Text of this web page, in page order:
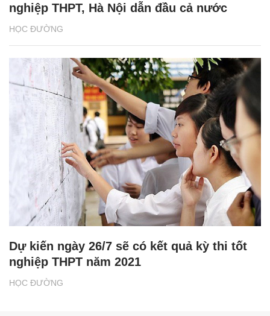
HỌC ĐƯỜNG
nghiệp THPT, Hà Nội dẫn đầu cả nước
HỌC ĐƯỜNG
Dự kiến ngày 26/7 sẽ có kết quả kỳ thi tốt
nghiệp THPT năm 2021